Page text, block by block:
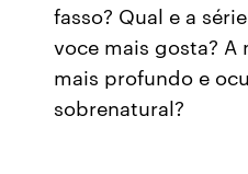
fasso? Qual e a
voce mais gosta? A
mais profundo e
sobrenatural?